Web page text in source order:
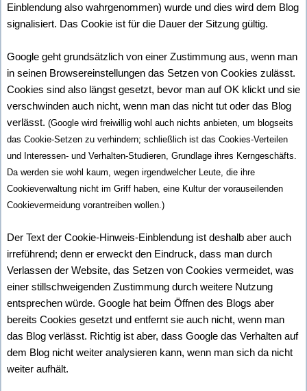
Einblendung also wahrgenommen) wurde und dies wird dem Blog
signalisiert. Das Cookie ist für die Dauer der Sitzung gültig.
Google geht grundsätzlich von einer Zustimmung aus, wenn man
in seinen Browsereinstellungen das Setzen von Cookies zulässt.
Cookies sind also längst gesetzt, bevor man auf OK klickt und sie
verschwinden auch nicht, wenn man das nicht tut oder das Blog
verlässt. (Google wird freiwillig wohl auch nichts anbieten, um blogseits
das Cookie-Setzen zu verhindern; schließlich ist das Cookies-Verteilen
und Interessen- und Verhalten-Studieren, Grundlage ihres Kerngeschäfts.
Da werden sie wohl kaum, wegen irgendwelcher Leute, die ihre
Cookieverwaltung nicht im Griff haben, eine Kultur der vorauseilenden
Cookievermeidung vorantreiben wollen.)
Der Text der Cookie-Hinweis-Einblendung ist deshalb aber auch
irreführend; denn er erweckt den Eindruck, dass man durch
Verlassen der Website, das Setzen von Cookies vermeidet, was
einer stillschweigenden Zustimmung durch weitere Nutzung
entsprechen würde. Google hat beim Öffnen des Blogs aber
bereits Cookies gesetzt und entfernt sie auch nicht, wenn man
das Blog verlässt. Richtig ist aber, dass Google das Verhalten auf
dem Blog nicht weiter analysieren kann, wenn man sich da nicht
weiter aufhält.